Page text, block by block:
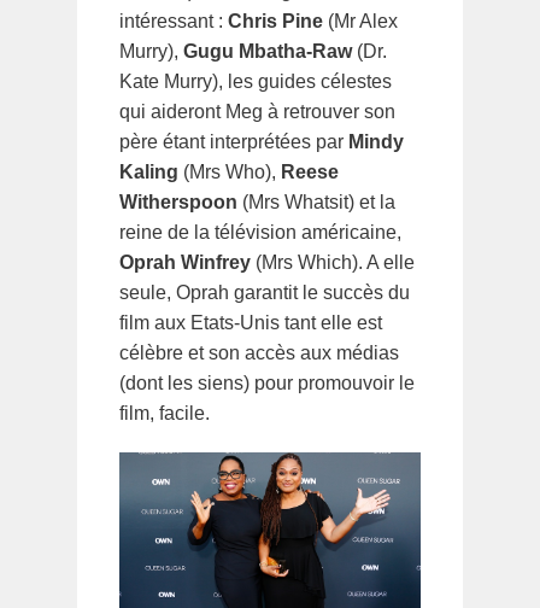
intéressant : Chris Pine (Mr Alex
Murry), Gugu Mbatha-Raw(Dr.
Kate Murry), les guides célestes
qui aideront Meg à retrouver son
père étant interprétées par Mindy
Kaling (Mrs Who), Reese
Witherspoon (Mrs Whatsit) et la
reine de la télévision américaine,
Oprah Winfrey (Mrs Which). A elle
seule, Oprah garantit le succès du
film aux Etats-Unis tant elle est
célèbre et son accès aux médias
(dont les siens) pour promouvoir le
film, facile.